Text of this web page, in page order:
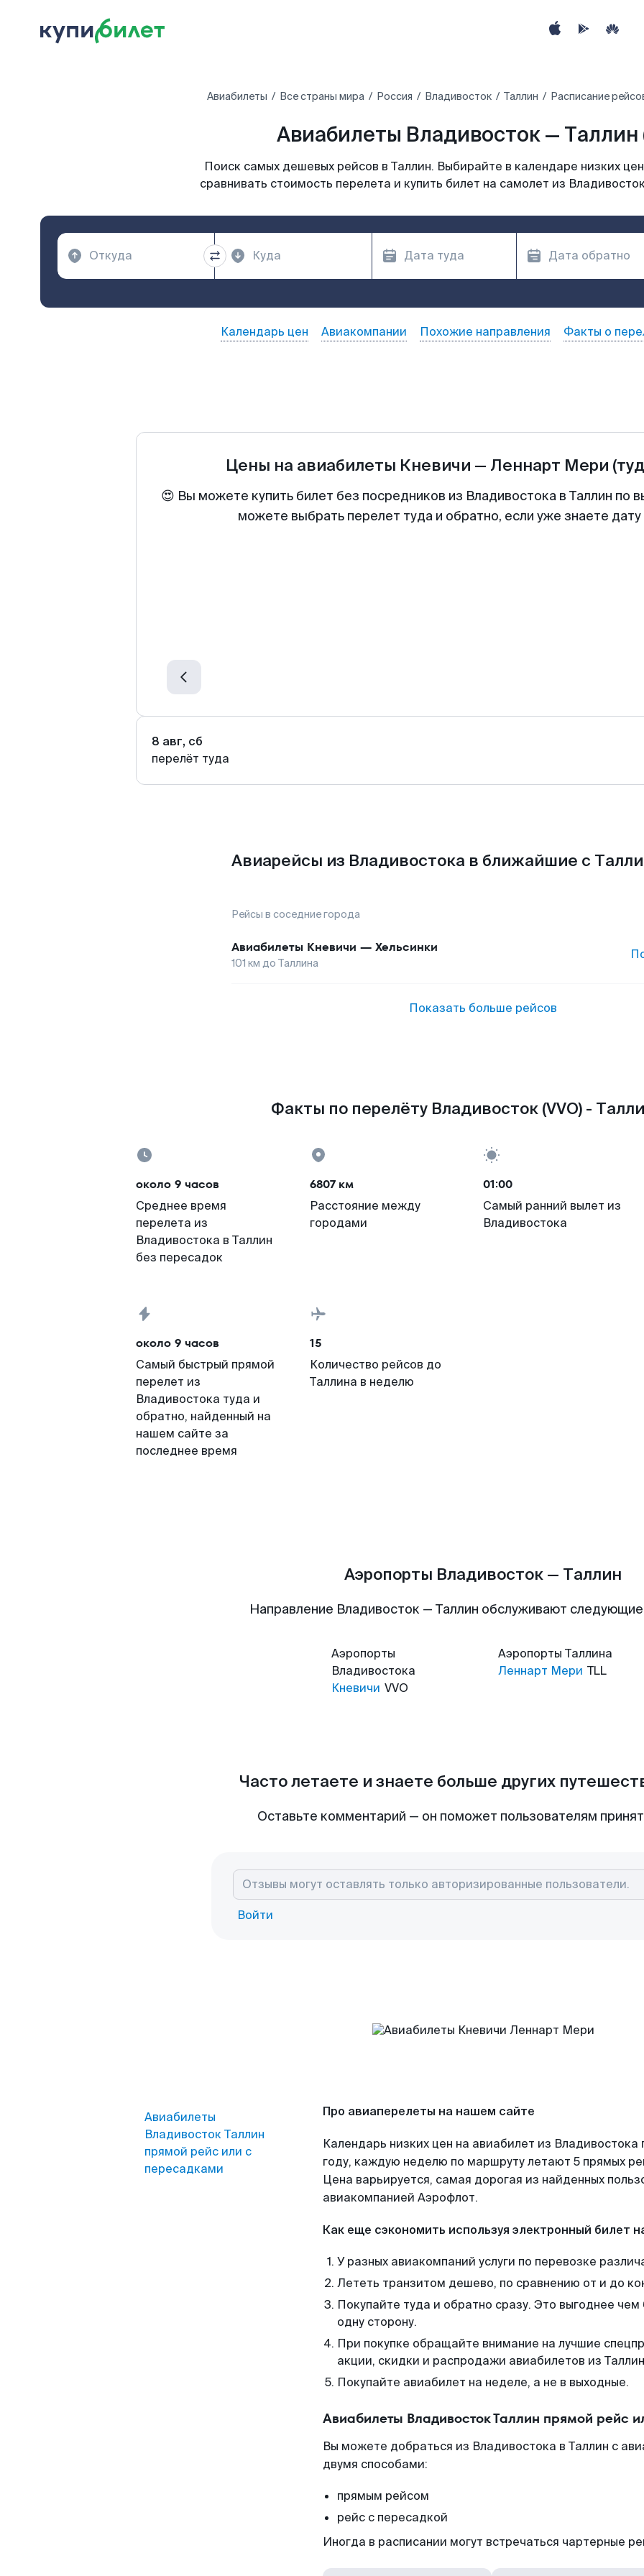
Авиабилеты Все страны мира Россия Владивосток Таллин Расписание
Авиабилеты Владивосток — Таллин
Поиск самых дешевых рейсов в Таллин. Выбирайте в календаре низких
сравнивать стоимость перелета и купить билет на самолет из
Календарь цен Авиакомпании Похожие направления Факты о
Цены на авиабилеты Кневичи — Леннарт Мери
😍 Вы можете купить билет без посредников из Владивостока в Таллин по
можете выбрать перелет туда и обратно, если уже знаете
8 авг, сб
перелёт туда
Авиарейсы из Владивостока в ближайшие с
Рейсы в соседние города
Авиабилеты Кневичи — Хельсинки
101 км до Таллина
Показать больше рейсов
Факты по перелёту Владивосток (VVO) -
около 9 часов
Среднее время
перелета из
Владивостока в Таллин
без пересадок
6807 км
Расстояние между
городами
01:00
Самый ранний вылет из
Владивостока
около 9 часов
Самый быстрый прямой
перелет из
Владивостока туда и
обратно, найденный на
нашем сайте за
последнее время
15
Количество рейсов до
Таллина в неделю
Аэропорты Владивосток — Таллин
Направление Владивосток — Таллин обслуживают
Аэропорты
Владивостока
Кневичи VVO
Аэропорты Таллина
Леннарт Мери TLL
Часто летаете и знаете больше других
Оставьте комментарий — он поможет пользователям
Войти
Авиабилеты
Владивосток Таллин
прямой рейс или с
пересадками
Про авиаперелеты на нашем сайте
Календарь низких цен на авиабилет из
году, каждую неделю по маршруту летают 5 прямых
Цена варьируется, самая дорогая из найденных
авиакомпанией Аэрофлот.
Как еще сэкономить используя электронный билет
У разных авиакомпаний услуги по перевозке
Лететь транзитом дешево, по сравнению от и до
Покупайте туда и обратно сразу. Это выгоднее
одну сторону.
При покупке обращайте внимание на лучшие
акции, скидки и распродажи авиабилетов из
Покупайте авиабилет на неделе, а не в выходные.
Авиабилеты Владивосток Таллин прямой рейс
Вы можете добраться из Владивостока в Таллин с
двумя способами:
прямым рейсом
рейс с пересадкой
Иногда в расписании могут встречаться чартерные